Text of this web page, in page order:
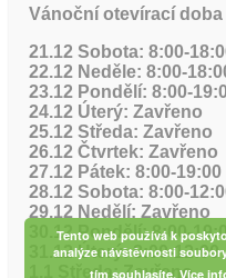
Vánoční otevírací doba
21.12 Sobota: 8:00-
22.12 Neděle: 8:00-
23.12 Pondělí: 8:00-
24.12 Úterý: Zavřeno
25.12 Středa: Zavřeno
26.12 Čtvrtek: Zavřeno
27.12 Pátek: 8:00-19:00
28.12 Sobota: 8:00-
29.12 Nedělí: Zavřeno
30.12 Pondělí: 8:00-
31.12 Úterý: 8:00-12:00
1.1 Středa: Zavřeno
Tento web používá k
analýze návštěvnosti
tím souhlasíte. Více